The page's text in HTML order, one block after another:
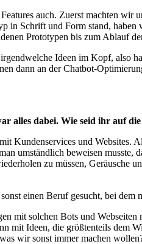
auch. Zuerst machten wir
Schrift und Form stand,
Prototypen bis zum Ablauf
Ideen im Kopf, also
dann an der Chatbot-
alles dabei. Wie seid ihr auf
Kundenservices und Websites.
umständlich beweisen
zu müssen, Geräusche
einen Beruf gesucht, bei
mit solchen Bots und
mit Ideen, die größtenteils dem
wir sonst immer machen